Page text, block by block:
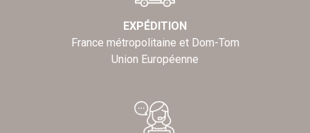
EXPÉDITION
France métropolitaine et Dom-Tom
Union Européenne